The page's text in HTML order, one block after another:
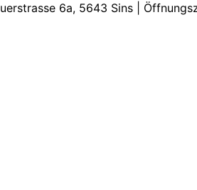
6a, 5643 Sins |